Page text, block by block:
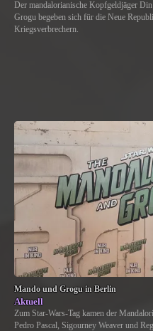
Der mandalorianische Kopfgeldjäger
Grogu begeben sich für die Neue
Kriegsverbrechern.
Mando und Grogu in Berlin
Aktuell
Zum Star-Wars-Tag kamen der
Pedro Pascal, Sigourney Weaver und